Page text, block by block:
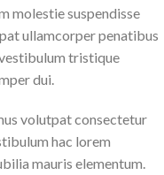
molestie suspendisse
ullamcorper penatibus
tristique
dui.
volutpat consectetur
hac lorem
mauris elementum.